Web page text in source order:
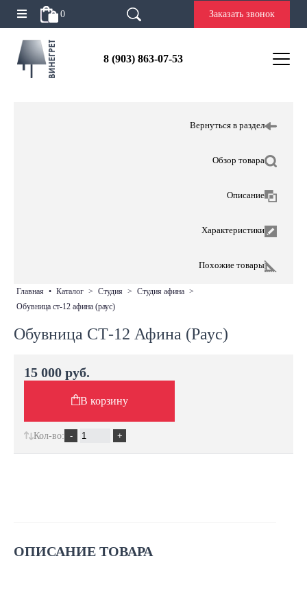
0 Заказать звонок
8 (903) 863-07-53
Вернуться в раздел
Обзор товара
Описание
Характеристики
Похожие товары
главная • каталог > студия > студия афина >
обувница ст-12 афина (раус)
Обувница СТ-12 Афина (Раус)
ОПИСАНИЕ ТОВАРА
15 000 руб.
В корзину
Кол-во: